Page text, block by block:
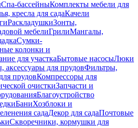
Спа-бассейныКомплекты мебели для
кресла для садаКачели
РаскладушкиЗонты,
мебелиГрилиМангалы,
Сумки-
колонки и
для участкаБытовые насосыЛюки
аксессуары для прудовФильтры,
прудовКомпрессоры для
очисткиЗапчасти и
Благоустройство
БаниХозблоки и
садаДекор для садаПочтовые
Скворечники, кормушки для